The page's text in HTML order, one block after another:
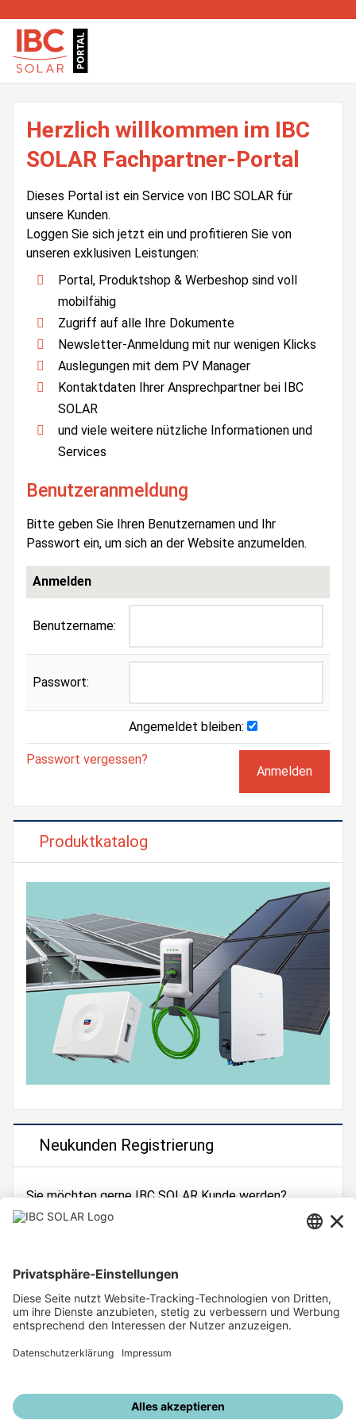
Herzlich willkommen im IBC
SOLAR Fachpartner-Portal
Dieses Portal ist ein Service von IBC SOLAR für
unsere Kunden.
Loggen Sie sich jetzt ein und profitieren Sie von
unseren exklusiven Leistungen:
Portal, Produktshop & Werbeshop sind voll
mobilfähig
Zugriff auf alle Ihre Dokumente
Newsletter-Anmeldung mit nur wenigen Klicks
Auslegungen mit dem PV Manager
Kontaktdaten Ihrer Ansprechpartner bei IBC
SOLAR
und viele weitere nützliche Informationen und
Services
Benutzeranmeldung
Bitte geben Sie Ihren Benutzernamen und Ihr
Passwort ein, um sich an der Website anzumelden.
Anmelden
Benutzername:
Passwort:
Angemeldet bleiben:
Passwort vergessen?
Produktkatalog
Neukunden Registrierung
Sie möchten gerne IBC SOLAR Kunde werden?
Dann registrieren Sie sich jetzt!
Unsere weiteren Angebote
IBC SOLAR Webseite